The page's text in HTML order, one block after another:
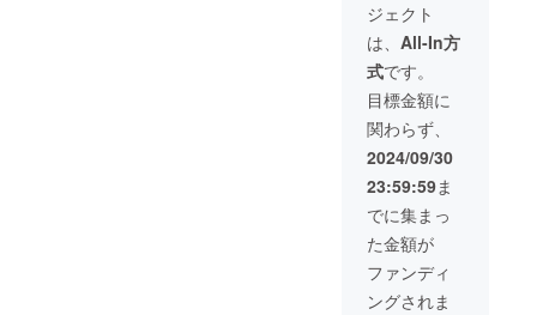
ための打ち合わ
せの必要がある
ため必ず備考欄
に御連絡先をお
願いいたしま
す。希望者が多
かった場合には
時期をずらす可
め、ご相談させ
て頂く場合があ
ります。（２ヶ
月間掲載という
のは変わりませ
ジェクト
は、 All-In方
式です。
目標金額に
関わらず、
2024/09/30
23:59:59ま
でに集まっ
た金額が
ファンディ
ングされま